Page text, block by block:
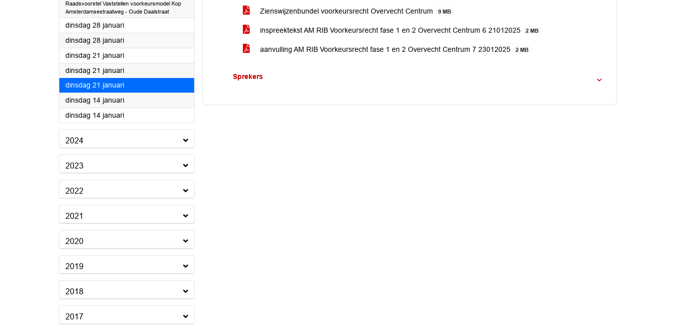
Raadsvoorstel Vaststellen voorkeursmodel Kop
Amsterdamsestraatweg - Oude Daalstraat
dinsdag 28 januari2025
dinsdag 28 januari2025
dinsdag 21 januari2025
dinsdag 21 januari2025
dinsdag 21 januari2025
dinsdag 14 januari2025
dinsdag 14 januari2025
2024
2023
2022
2021
2020
2019
2018
2017
Zienswijzenbundel voorkeursrecht Overvecht Centrum 9 MB
inspreektekst AM RIB Voorkeursrecht fase 1 en 2 Overvecht Centrum 6 21012025 2 MB
aanvulling AM RIB Voorkeursrecht fase 1 en 2 Overvecht Centrum 7 23012025 2 MB
Sprekers